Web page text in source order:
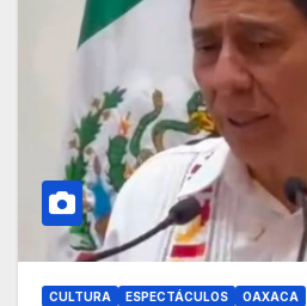
CULTURA ESPECTÁCULOS OAXACA